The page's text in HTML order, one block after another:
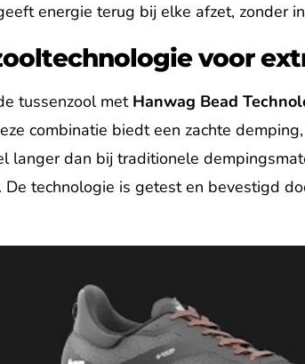
energie terug bij elke afzet, zonder
voor
tussenzool met Hanwag Bead
combinatie biedt een zachte
langer dan bij traditionele
technologie is getest en bevestigd